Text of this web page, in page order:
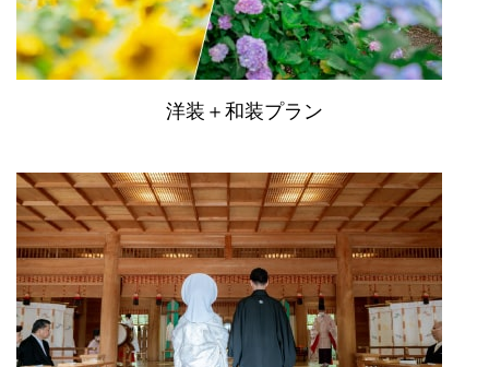
洋装＋和装プラン